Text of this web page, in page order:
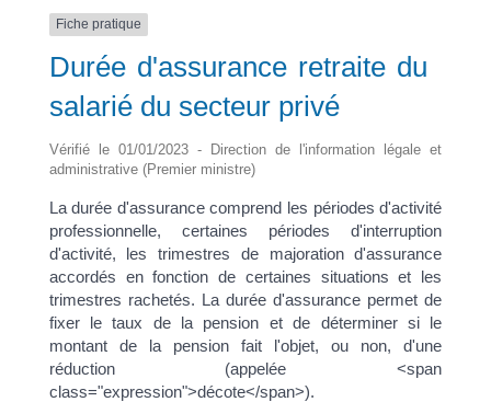
Fiche pratique
Durée d'assurance retraite du
salarié du secteur privé
Vérifié le 01/01/2023 - Direction de l'information légale et
administrative (Premier ministre)
La durée d'assurance comprend les périodes d'activité
professionnelle, certaines périodes d'interruption
d'activité, les trimestres de majoration d'assurance
accordés en fonction de certaines situations et les
trimestres rachetés. La durée d'assurance permet de
fixer le taux de la pension et de déterminer si le
montant de la pension fait l'objet, ou non, d'une
réduction (appelée <span
class="expression">décote</span>).